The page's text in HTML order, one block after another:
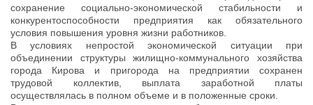
сохранение социально-экономической стабильности и
конкурентоспособности предприятия как обязательного
условия повышения уровня жизни работников.
В условиях непростой экономической ситуации при
объединении структуры жилищно-коммунального хозяйства
города Кирова и пригорода на предприятии сохранен
трудовой коллектив, выплата заработной платы
осуществлялась в полном объеме и в положенные сроки.